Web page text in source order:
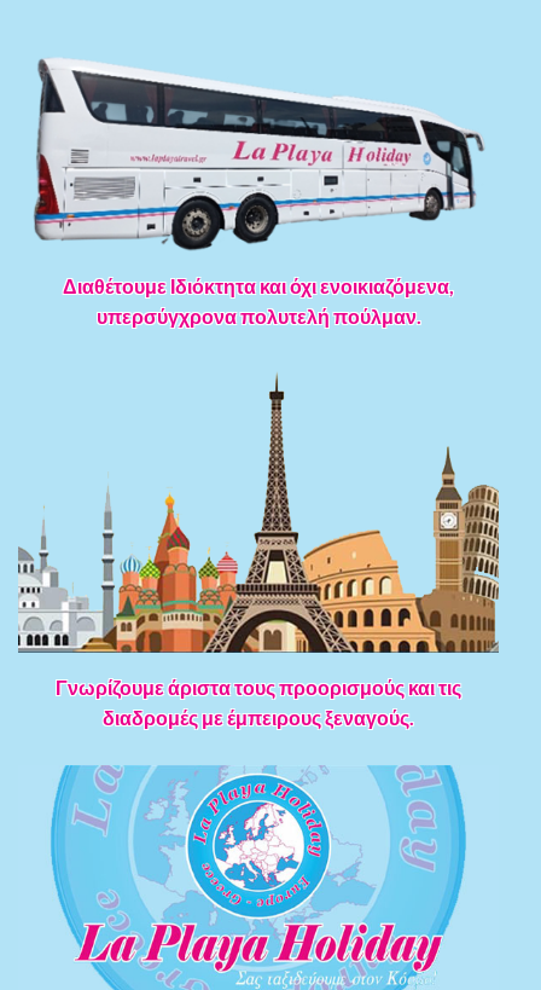
Διαθέτουμε Ιδιόκτητα και όχι ενοικιαζόμενα,
υπερσύγχρονα πολυτελή πούλμαν.
Γνωρίζουμε άριστα τους προορισμούς και τις
διαδρομές με έμπειρους ξεναγούς.